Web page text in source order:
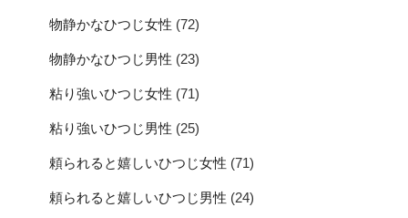
物静かなひつじ女性 (72)
物静かなひつじ男性 (23)
粘り強いひつじ女性 (71)
粘り強いひつじ男性 (25)
頼られると嬉しいひつじ女性 (71)
頼られると嬉しいひつじ男性 (24)